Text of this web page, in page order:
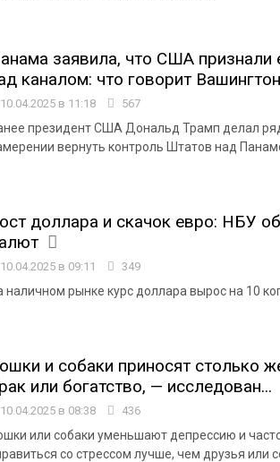
заявила, что США признали
каналом: что говорит Вашингтон
10.04.2025 в 11:18 567
президент США Дональд Трамп делал
вернуть контроль Штатов над
доллара и скачок евро: НБУ
10.04.2025 в 09:11 349
наличном рынке курс доллара вырос на 10
и собаки приносят столько
или богатство, — исследован...
10.04.2025 в 08:38 436
или собаки уменьшают депрессию и
со стрессом лучше, чем друзья или